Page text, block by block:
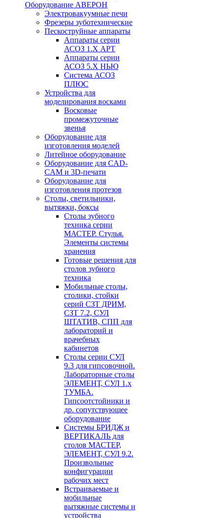
Оборудование АВЕРОН
Электровакуумные печи
Фрезеры зуботехнические
Пескоструйные аппараты
Аппараты серии
АСОЗ 1.Х АРТ
Аппараты серии
АСОЗ 5.Х НЬЮ
Система АСОЗ
ПЛЮС
Устройства для
моделирования восками
Восковые
промежуточные
звенья
Оборудование для
изготовления моделей
Литейное оборудование
Оборудование для CAD-
CAM и 3D-печати
Оборудование для
изготовления протезов
Cтолы, светильники,
вытяжки, боксы
Столы зубного
техника серии
МАСТЕР. Стулья.
Элементы системы
хранения
Готовые решения для
столов зубного
техника
Мобильные столы,
столики, стойки
серий СЗТ ДРИМ,
СЗТ 7.2, СУЛ
ШТАТИВ, СПП для
лабораторий и
врачебных
кабинетов
Столы серии СУЛ
9.3 для гипсовочной.
Лабораторные столы
ЭЛЕМЕНТ, СУЛ 1.х
ТУМБА.
Гипсоотстойники и
др. сопутствующее
оборудование
Системы БРИДЖ и
ВЕРТИКАЛЬ для
столов МАСТЕР,
ЭЛЕМЕНТ, СУЛ 9.2.
Произвольные
конфигурации
рабочих мест
Встраиваемые и
мобильные
вытяжные системы и
устройства